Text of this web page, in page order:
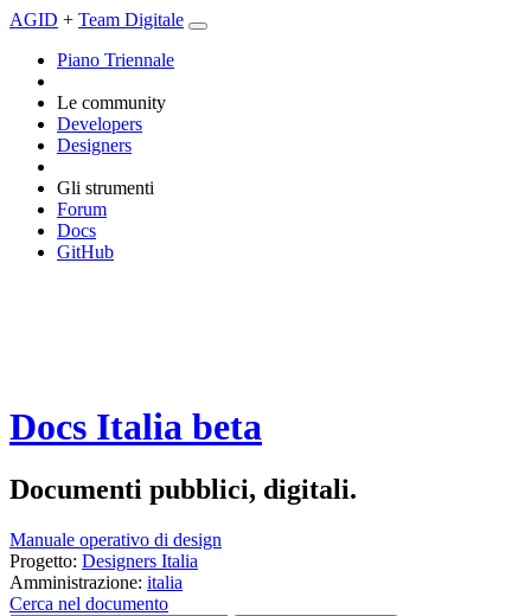
AGID + Team Digitale
Piano Triennale
Le community
Developers
Designers
Gli strumenti
Forum
Docs
GitHub
Docs Italia beta
Documenti pubblici, digitali.
Manuale operativo di design
Progetto: Designers Italia
Amministrazione: italia
Cerca nel documento